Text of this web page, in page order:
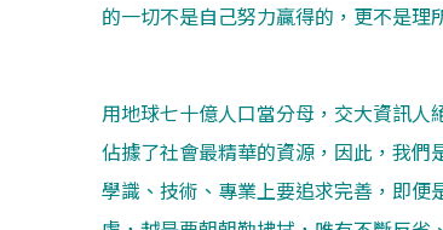
的一切不是自己努力贏得的，更不是理
用地球七十億人口當分母，交大資訊人
佔據了社會最精華的資源，因此，我
學識、技術、專業上要追求完善，即